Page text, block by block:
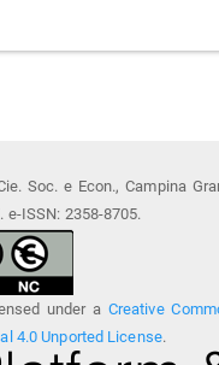
Soc. e Econ., Campina
e-ISSN: 2358-8705.
under a Creative
4.0 Unported License.